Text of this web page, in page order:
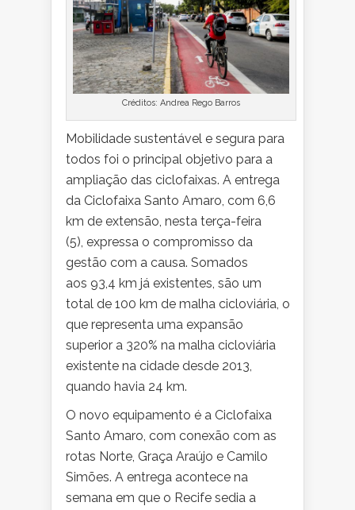
Créditos: Andrea Rego Barros
Mobilidade sustentável e segura para
todos foi o principal objetivo para a
ampliação das ciclofaixas. A entrega
da Ciclofaixa Santo Amaro, com 6,6
km de extensão, nesta terça-feira
(5), expressa o compromisso da
gestão com a causa. Somados
aos 93,4 km já existentes, são um
total de 100 km de malha cicloviária, o
que representa uma expansão
superior a 320% na malha cicloviária
existente na cidade desde 2013,
quando havia 24 km.
O novo equipamento é a Ciclofaixa
Santo Amaro, com conexão com as
rotas Norte, Graça Araújo e Camilo
Simões. A entrega acontece na
semana em que o Recife sedia a